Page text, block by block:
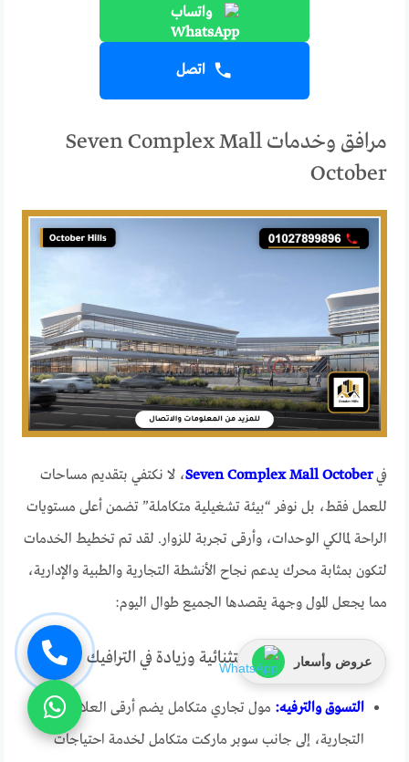
واتساب
اتصل
مرافق وخدمات Seven Complex Mall
October
فيSeven Complex Mall October، لا نكتفي بتقديم مساحات
للعمل فقط، بل نوفر “بيئة تشغيلية متكاملة” تضمن أعلى مستويات
الراحة لمالكي الوحدات، وأرقى تجربة للزوار. لقد تم تخطيط الخدمات
لتكون بمثابة محرك يدعم نجاح الأنشطة التجارية والطبية والإدارية،
مما يجعل المول وجهة يقصدها الجميع طوال اليوم:
خدمات تضمن تجربة استثنائية وزيادة في الترافيك
التسوق والترفيه: مول تجاري متكامل يضم أرقى العلامات
التجارية، إلى جانب سوبر ماركت متكامل لخدمة احتياجات
عروض وأسعار